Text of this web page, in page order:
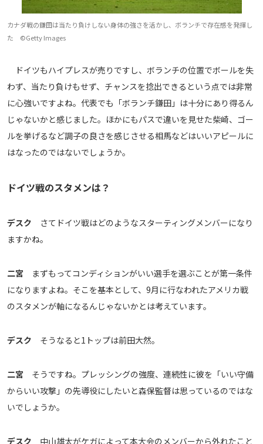
カナダ戦の鎌田は当たり負けしない身体の強さを活かし、ボランチで存在感を発揮し
た ©Getty Images
ドイツもハイプレスが売りですし、ボランチの位置でボールを失
わず、当たり負けもせず、チャンスを捻出できるという点では非常
に心強いですよね。代表でも「ボランチ鎌田」は十分にあり得るん
じゃないかと感じました。ほかにもパスで違いを見せた柴崎、ゴー
ルを挙げるなど調子の良さを感じさせる相馬などはいいアピールに
はなったのではないでしょうか。
ドイツ戦のスタメンは？
デスク さてドイツ戦はどのようなスターティングメンバーになり
ますかね。
二宮 まずもってコンディションがいい選手を選ぶことが第一条件
になりますよね。そこを基本として、9月に行なわれたアメリカ戦
のスタメンが軸になるんじゃないかとは考えています。
デスク そうなると1トップは前田大然。
二宮 そうですね。プレッシングの強度、連続性に彼を「いい守備
からいい攻撃」の先導役にしたいと森保監督は思っているのではな
いでしょうか。
デスク 中山雄太がケガによって本大会のメンバーから外れたこと